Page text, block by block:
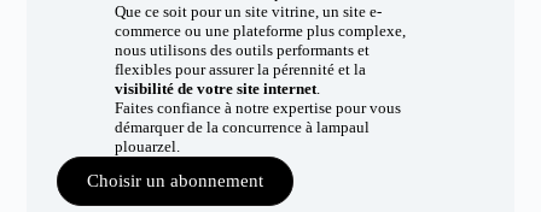
Que ce soit pour un site vitrine, un site e-
commerce ou une plateforme plus complexe,
nous utilisons des outils performants et
flexibles pour assurer la pérennité et la
visibilité de votre site internet.
Faites confiance à notre expertise pour vous
démarquer de la concurrence à lampaul
plouarzel.
Choisir un abonnement